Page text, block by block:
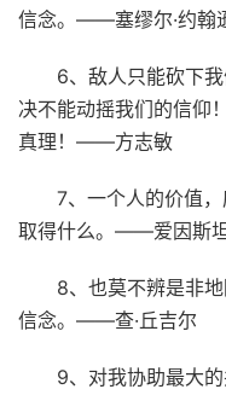
信念。——塞缪尔·约翰
6、敌人只能砍下
决不能动摇我们的信仰
真理！——方志敏
7、一个人的价值
取得什么。——爱因斯
8、也莫不辨是非
信念。——查·丘吉尔
9、对我协助最大